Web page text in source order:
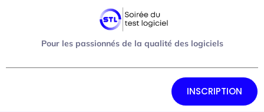
Pour les passionnés de la qualité des logiciels
INSCRIPTION